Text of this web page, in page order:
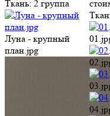
Ткань: 2 группа
Луна - крупный
план.jpg